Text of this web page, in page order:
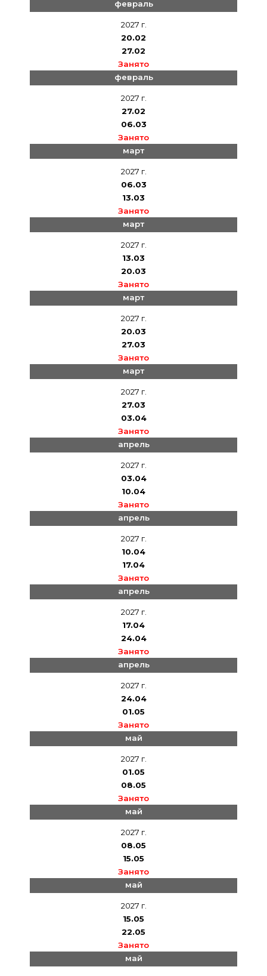
февраль
2027 г.
20.02
27.02
Занято
февраль
2027 г.
27.02
06.03
Занято
март
2027 г.
06.03
13.03
Занято
март
2027 г.
13.03
20.03
Занято
март
2027 г.
20.03
27.03
Занято
март
2027 г.
27.03
03.04
Занято
апрель
2027 г.
03.04
10.04
Занято
апрель
2027 г.
10.04
17.04
Занято
апрель
2027 г.
17.04
24.04
Занято
апрель
2027 г.
24.04
01.05
Занято
май
2027 г.
01.05
08.05
Занято
май
2027 г.
08.05
15.05
Занято
май
2027 г.
15.05
22.05
Занято
май